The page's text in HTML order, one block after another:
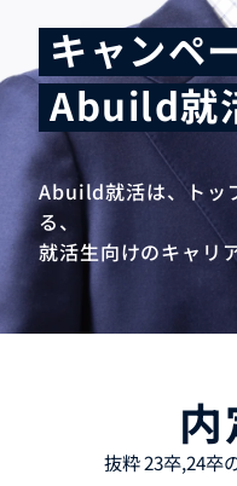
キャンペ
Abuild就
Abuild就活は、トッ
る、
就活生向けのキャリ
抜粋 23卒,24卒